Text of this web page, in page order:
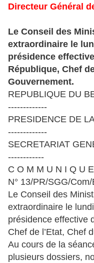
Directeur Général
Le Conseil des
extraordinaire le
présidence
République, Chef
Gouvernement.
REPUBLIQUE DU
-------------
PRESIDENCE DE
-------------
SECRETARIAT
------------
C O M M U N I Q U E
N° 13/PR/SGG/
Le Conseil des
extraordinaire le
présidence effective
Chef de l’Etat, Chef
Au cours de la
plusieurs dossiers,